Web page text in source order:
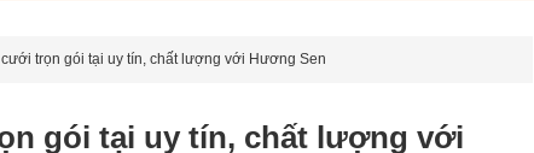
trọn gói tại uy tín, chất lượng với Hương Sen
gói tại uy tín, chất lượng với